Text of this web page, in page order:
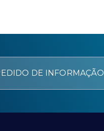
DE INFORMAÇÃO